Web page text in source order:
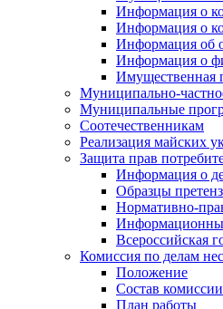
Информация о
Информация о
Информация об
Информация о
Имущественная
Муниципально-
Муниципальные
Соотечественникам
Реализация майских
Защита прав
Информация о
Образцы
Нормативно-
Всероссийская
Комиссия по делам
Положение
Состав комиссии
План работы